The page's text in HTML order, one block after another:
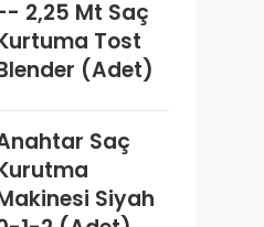
R-134a Freon
Doldurulabili
r Tüplü 12Kg
2,25 Mt Saç
Tost
(Adet)
Saç
Siyah